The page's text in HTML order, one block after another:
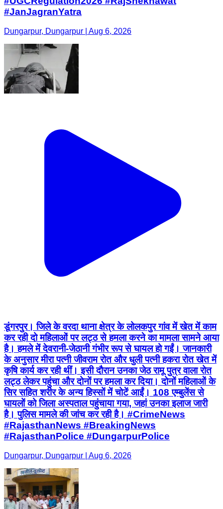
#JanJagranYatra
Dungarpur, Dungarpur | Aug 6, 2026
डूंगरपुर। जिले के वरदा थाना क्षेत्र के लोलकपुर गांव में खेत में काम
कर रही दो महिलाओं पर लट्ठ से हमला करने का मामला सामने आया
है। हमले में देवरानी-जेठानी गंभीर रूप से घायल हो गईं। जानकारी
के अनुसार मीरा पत्नी जीवराम रोत और धुली पत्नी हकरा रोत खेत में
कृषि कार्य कर रही थीं। इसी दौरान उनका जेठ रामू पुत्र वाला रोत
लट्ठ लेकर पहुंचा और दोनों पर हमला कर दिया। दोनों महिलाओं के
सिर सहित शरीर के अन्य हिस्सों में चोटें आईं। 108 एम्बुलेंस से
घायलों को जिला अस्पताल पहुंचाया गया, जहां उनका इलाज जारी
है। पुलिस मामले की जांच कर रही है। #CrimeNews
#RajasthanNews #BreakingNews
#RajasthanPolice #DungarpurPolice
Dungarpur, Dungarpur | Aug 6, 2026